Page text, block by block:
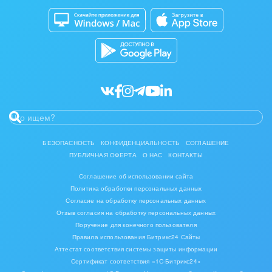
Кибербезопасность
Битрикс24 Маркет
Разработчикам приложений
БЕЗОПАСНОСТЬ КОНФИДЕНЦИАЛЬНОСТЬ
СОГЛАШЕНИЕ
ПУБЛИЧНАЯ ОФЕРТА
О НАС КОНТАКТЫ
Соглашение об использовании сайта
Политика обработки персональных данных
Согласие на обработку персональных данных
Отзыв согласия на обработку персональных данных
Поручение для конечного пользователя
Правила использования Битрикс24 Сайты
Аттестат соответствия системы защиты информации
Сертификат соответствия «1С-Битрикс24»